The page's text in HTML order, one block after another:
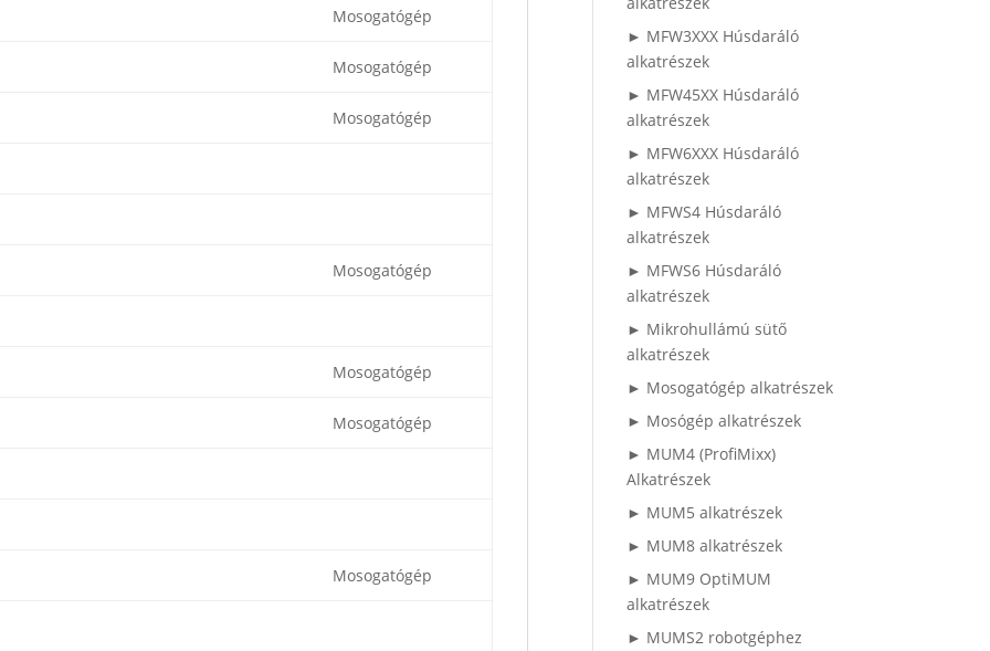
Mosogatógép
Mosogatógép
Mosogatógép
Mosogatógép
Mosogatógép
Mosogatógép
Mosogatógép
► MFW3XXX Húsdaráló
alkatrészek
► MFW45XX Húsdaráló
alkatrészek
► MFW6XXX Húsdaráló
alkatrészek
► MFWS4 Húsdaráló
alkatrészek
► MFWS6 Húsdaráló
alkatrészek
► Mikrohullámú sütő
alkatrészek
► Mosogatógép alkatrészek
► Mosógép alkatrészek
► MUM4 (ProfiMixx)
Alkatrészek
► MUM5 alkatrészek
► MUM8 alkatrészek
► MUM9 OptiMUM
alkatrészek
► MUMS2 robotgéphez